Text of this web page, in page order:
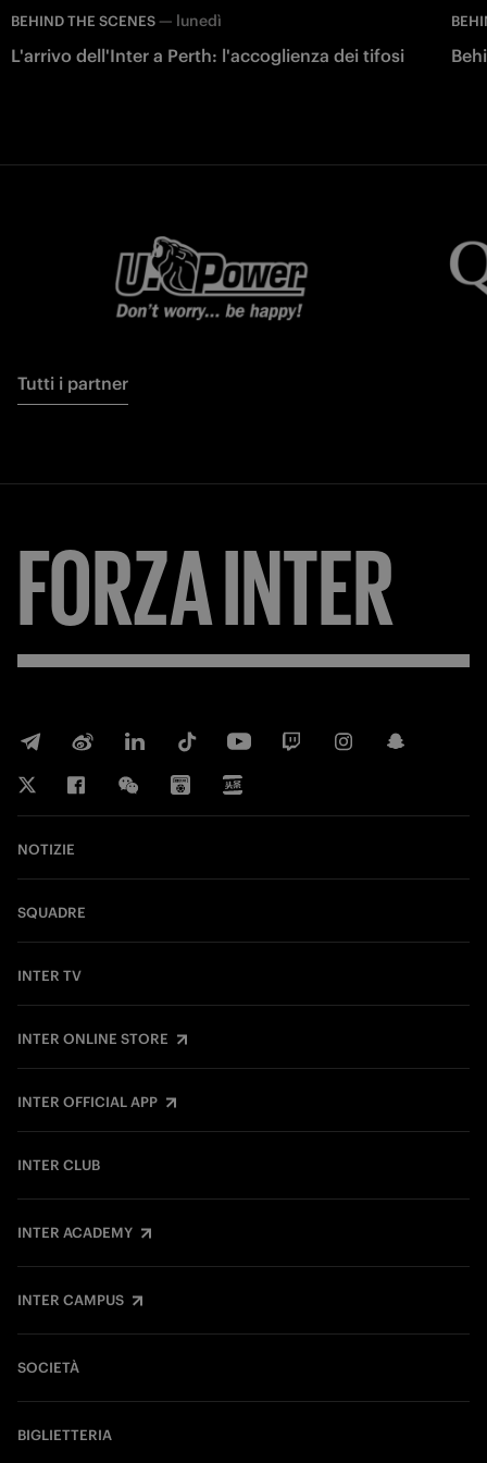
BEHIND THE SCENES — lunedì
L'arrivo dell'Inter a Perth: l'accoglienza dei tifosi
Tutti i partner
FORZAINTER
NOTIZIE
SQUADRE
INTER TV
INTER ONLINE STORE
INTER OFFICIAL APP
INTER CLUB
INTER ACADEMY
INTER CAMPUS
SOCIETÀ
BIGLIETTERIA